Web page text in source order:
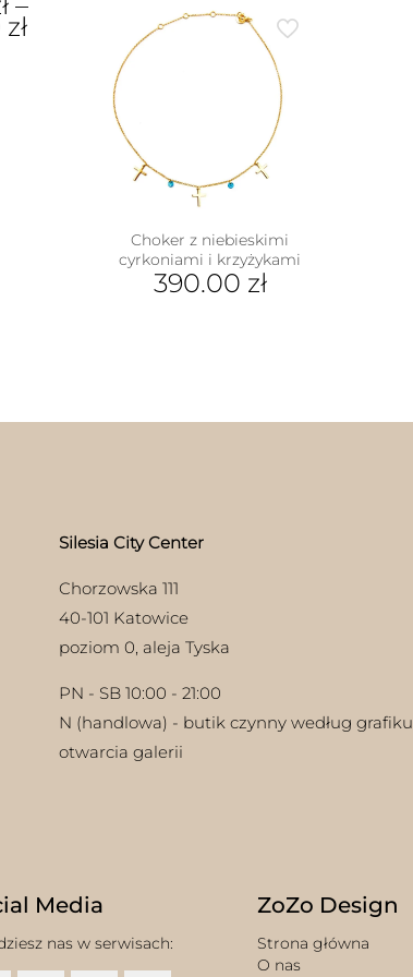
zł
Choker z niebieskimi
cyrkoniami i krzyżykami
390.00 zł
Silesia City Center
Chorzowska 111
40-101 Katowice
poziom 0, aleja Tyska
PN - SB 10:00 - 21:00
N (handlowa) - butik czynny według grafiku
otwarcia galerii
Media
nas w serwisach:
ZoZo Design
Strona główna
O nas